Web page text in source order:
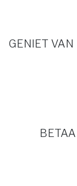
GENIET